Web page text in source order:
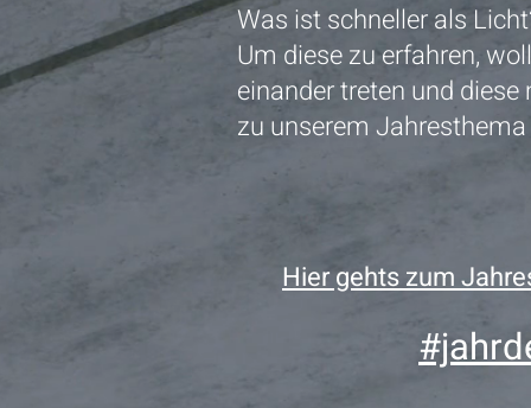
Was ist schneller als
Um diese zu erfahren,
einander treten und
zu unserem
Hier gehts zum